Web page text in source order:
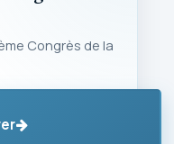
Congrès de la